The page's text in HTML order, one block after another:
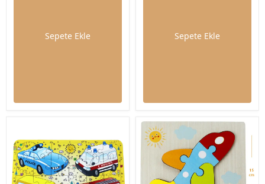
Sepete Ekle Sepete Ekle